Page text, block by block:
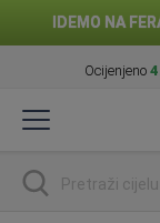
IDEMO NA
Ocijenjeno
na
traži